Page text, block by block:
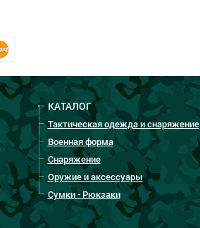
КАТАЛОГ
Тактическая одежда и снаряжение
Военная форма
Снаряжение
Оружие и аксессуары
Сумки - Рюкзаки